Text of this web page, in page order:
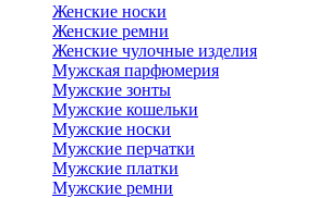
Женские носки
Женские ремни
Женские чулочные изделия
Мужская парфюмерия
Мужские зонты
Мужские кошельки
Мужские носки
Мужские перчатки
Мужские платки
Мужские ремни